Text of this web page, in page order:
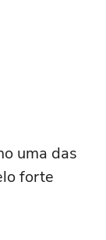
uma das
forte